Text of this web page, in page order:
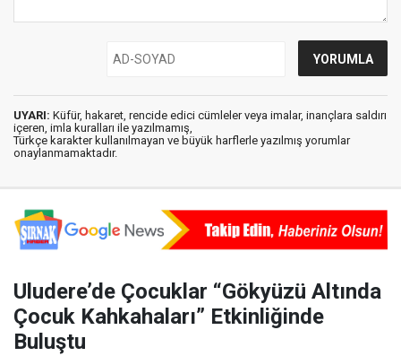
UYARI: Küfür, hakaret, rencide edici cümleler veya imalar, inançlara saldırı
içeren, imla kuralları ile yazılmamış,
Türkçe karakter kullanılmayan ve büyük harflerle yazılmış yorumlar
onaylanmamaktadır.
Uludere’de Çocuklar “Gökyüzü Altında
Çocuk Kahkahaları” Etkinliğinde
Buluştu